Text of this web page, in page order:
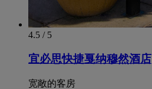
4.5 / 5
宜必思快捷戛纳穆然酒店
宽敞的客房